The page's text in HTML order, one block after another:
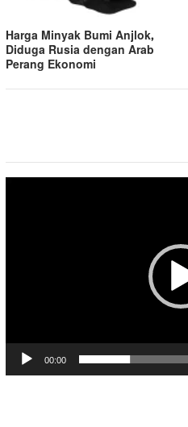
Harga Minyak Bumi Anjlok,
Diduga Rusia dengan Arab
Perang Ekonomi
00:00